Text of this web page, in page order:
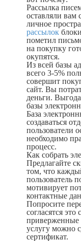
Рассылка
оставляли вам
личное
рассылок
пометил
на покупку
окупятся.
Из всей базы
всего 3-5%
совершит
сайт. Вы
деньги.
базы
База
создаваться
пользователи
необходимо
процесс.
Как собрать
Предлагайте
том, что
пользователь
мотивирует
контактные
Попросите
согласятся это
приверженные
услугу можно
сертификат.